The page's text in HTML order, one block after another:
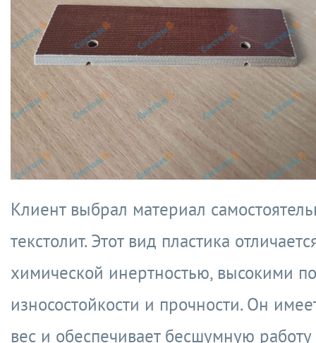
Клиент выбрал материал
текстолит. Этот вид пластика
химической инертностью, высокими
износостойкости и прочности. Он
вес и обеспечивает бесшумную